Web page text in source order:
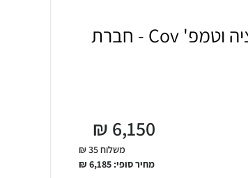
מד לחץ דם דגם M3, סטורציה וטמפ' Cov - חברת
6,150
₪
משלוח 35 ₪
מחיר סופי: 6,185
₪